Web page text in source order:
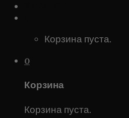
Корзина пуста.
0
Корзина
Корзина пуста.